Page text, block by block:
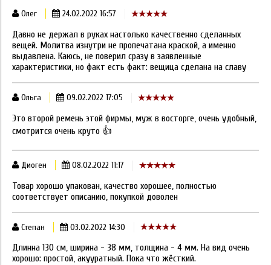
Олег 24.02.2022 16:57
Давно не держал в руках настолько качественно сделанных
вещей. Молитва изнутри не пропечатана краской, а именно
выдавлена. Каюсь, не поверил сразу в заявленные
характеристики, но факт есть факт: вещица сделана на славу
Ольга 09.02.2022 17:05
Это второй ремень этой фирмы, муж в восторге, очень удобный,
смотрится очень круто 👍
Диоген 08.02.2022 11:17
Товар хорошо упакован, качество хорошее, полностью
соответствует описанию, покупкой доволен
Степан 03.02.2022 14:30
Длинна 130 см, ширина - 38 мм, толщина - 4 мм. На вид очень
хорошо: простой, акууратный. Пока что жёсткий.